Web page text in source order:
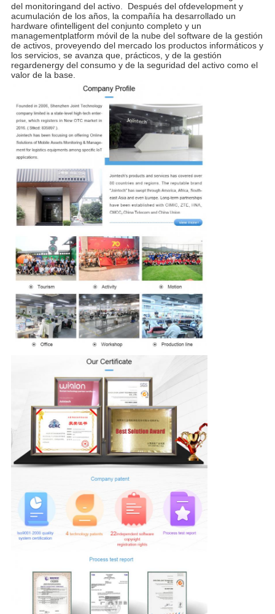
del monitoringand del activo. Después del ofdevelopment y
acumulación de los años, la compañía ha desarrollado un
hardware ofintelligent del conjunto completo y un
managementplatform móvil de la nube del software de la gestión
de activos, proveyendo del mercado los productos informáticos y
los servicios, se avanza que, prácticos, y de la gestión
regardenergy del consumo y de la seguridad del activo como el
valor de la base.